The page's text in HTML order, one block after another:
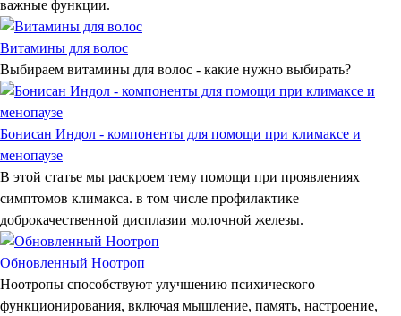
важные функции.
Витамины для волос
Выбираем витамины для волос - какие нужно выбирать?
Бонисан Индол - компоненты для помощи при климаксе и
менопаузе
В этой статье мы раскроем тему помощи при проявлениях
симптомов климакса. в том числе профилактике
доброкачественной дисплазии молочной железы.
Обновленный Ноотроп
Ноотропы способствуют улучшению психического
функционирования, включая мышление, память, настроение,